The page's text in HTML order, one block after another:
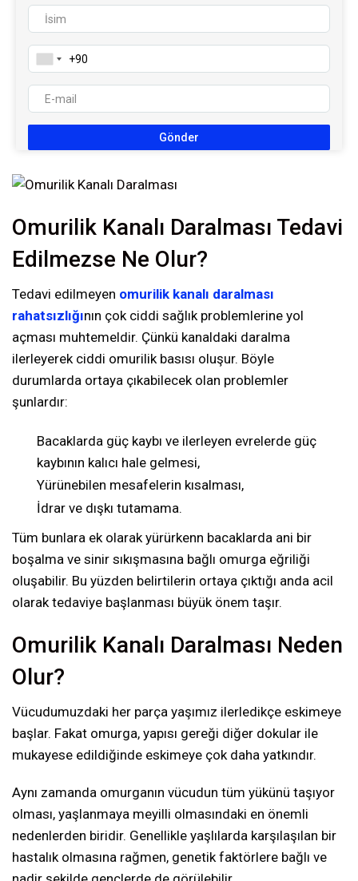
Gönder
Omurilik Kanalı Daralması Tedavi
Edilmezse Ne Olur?
Tedavi edilmeyen omurilik kanalı daralması
rahatsızlığının çok ciddi sağlık problemlerine yol
açması muhtemeldir. Çünkü kanaldaki daralma
ilerleyerek ciddi omurilik basısı oluşur. Böyle
durumlarda ortaya çıkabilecek olan problemler
şunlardır:
Bacaklarda güç kaybı ve ilerleyen evrelerde güç
kaybının kalıcı hale gelmesi,
Yürünebilen mesafelerin kısalması,
İdrar ve dışkı tutamama.
Tüm bunlara ek olarak yürürkenn bacaklarda ani bir
boşalma ve sinir sıkışmasına bağlı omurga eğriliği
oluşabilir. Bu yüzden belirtilerin ortaya çıktığı anda acil
olarak tedaviye başlanması büyük önem taşır.
Omurilik Kanalı Daralması Neden
Olur?
Vücudumuzdaki her parça yaşımız ilerledikçe eskimeye
başlar. Fakat omurga, yapısı gereği diğer dokular ile
mukayese edildiğinde eskimeye çok daha yatkındır.
Aynı zamanda omurganın vücudun tüm yükünü taşıyor
olması, yaşlanmaya meyilli olmasındaki en önemli
nedenlerden biridir. Genellikle yaşlılarda karşılaşılan bir
hastalık olmasına rağmen, genetik faktörlere bağlı ve